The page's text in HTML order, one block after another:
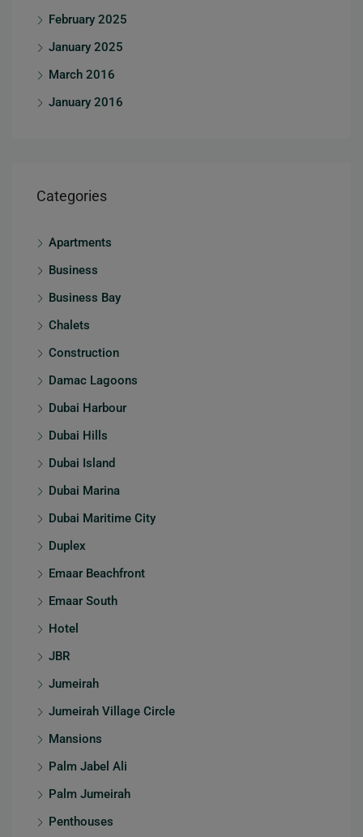
February 2025
January 2025
March 2016
January 2016
Categories
Apartments
Business
Business Bay
Chalets
Construction
Damac Lagoons
Dubai Harbour
Dubai Hills
Dubai Island
Dubai Marina
Dubai Maritime City
Duplex
Emaar Beachfront
Emaar South
Hotel
JBR
Jumeirah
Jumeirah Village Circle
Mansions
Palm Jabel Ali
Palm Jumeirah
Penthouses